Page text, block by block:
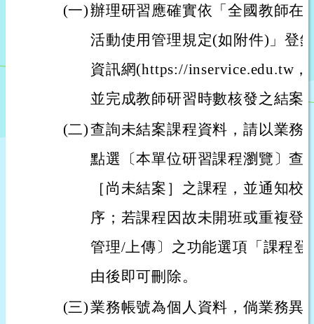
(一)辦理研習應確實依「全國教師在
活動使用管理規定(如附件)」登
資訊網(https://inservice.edu.tw
並完成教師研習時數核發之結案
(二)查詢未結案課程資料，請以業務
點選〔本單位研習課程瀏覽〕查
［尚未結案］之課程，並通知
序；若課程因故未開班或重複登
管理/上傳〕之功能選項「課程
由後即可刪除。
(三)業務帳號為個人資料，倘業務異